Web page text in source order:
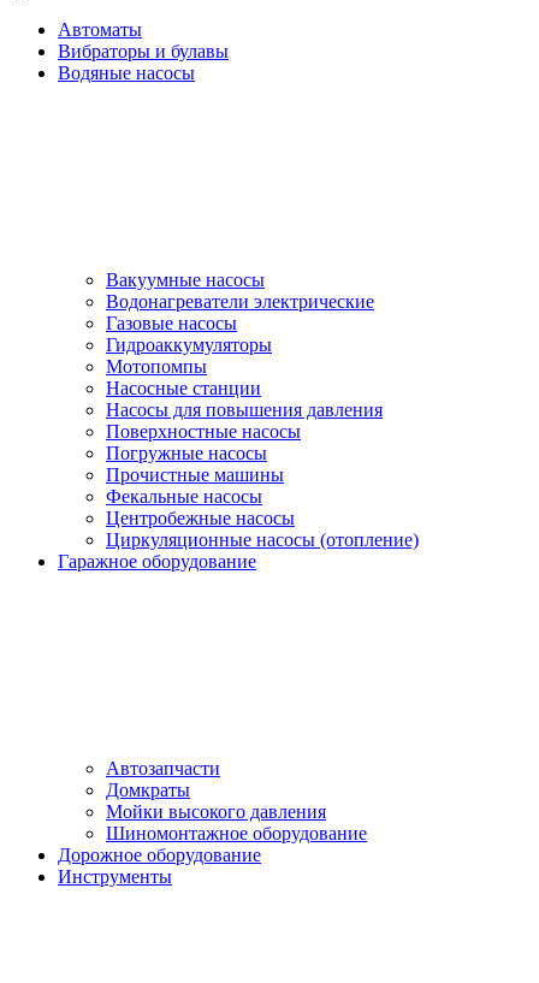
Автоматы
Вибраторы и булавы
Водяные насосы
Вакуумные насосы
Водонагреватели электрические
Газовые насосы
Гидроаккумуляторы
Мотопомпы
Насосные станции
Насосы для повышения давления
Поверхностные насосы
Погружные насосы
Прочистные машины
Фекальные насосы
Центробежные насосы
Циркуляционные насосы (отопление)
Гаражное оборудование
Автозапчасти
Домкраты
Мойки высокого давления
Шиномонтажное оборудование
Дорожное оборудование
Инструменты